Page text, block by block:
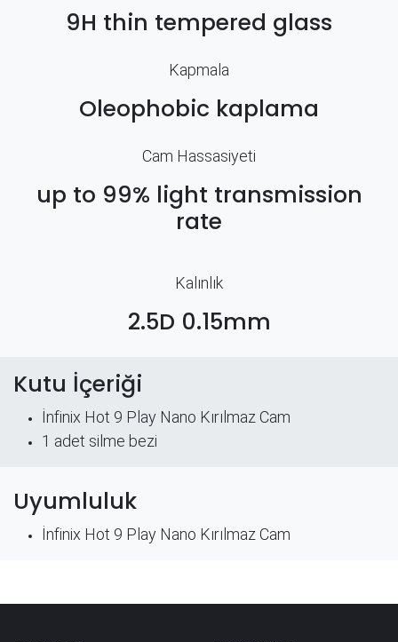
9H thin tempered glass
Kapmala
Oleophobic kaplama
Cam Hassasiyeti
up to 99% light transmission
rate
Kalınlık
2.5D 0.15mm
Kutu İçeriği
İnfinix Hot 9 Play Nano Kırılmaz Cam
​1 adet silme bezi
Uyumluluk
İnfinix Hot 9 Play Nano Kırılmaz Cam